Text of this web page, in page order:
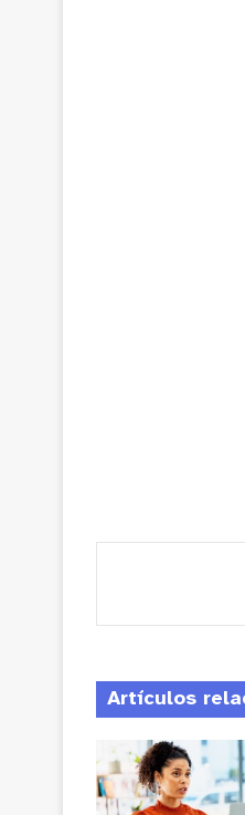
Artículos